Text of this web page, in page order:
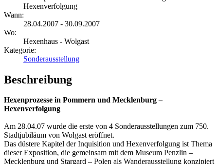
Hexenverfolgung
Wann:
28.04.2007 - 30.09.2007
Wo:
Hexenhaus - Wolgast
Kategorie:
Sonderausstellung
Beschreibung
Hexenprozesse in Pommern und Mecklenburg –
Hexenverfolgung
Am 28.04.07 wurde die erste von 4 Sonderausstellungen zum 750.
Stadtjubiläum von Wolgast eröffnet.
Das düstere Kapitel der Inquisition und Hexenverfolgung ist Thema
dieser Exposition, die gemeinsam mit dem Museum Penzlin –
Mecklenburg und Stargard – Polen als Wanderausstellung konzipiert